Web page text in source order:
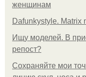
женщинам
Dafunkystyle. Matrix
Ищу моделей. В
репост?
Сохраняйте мои